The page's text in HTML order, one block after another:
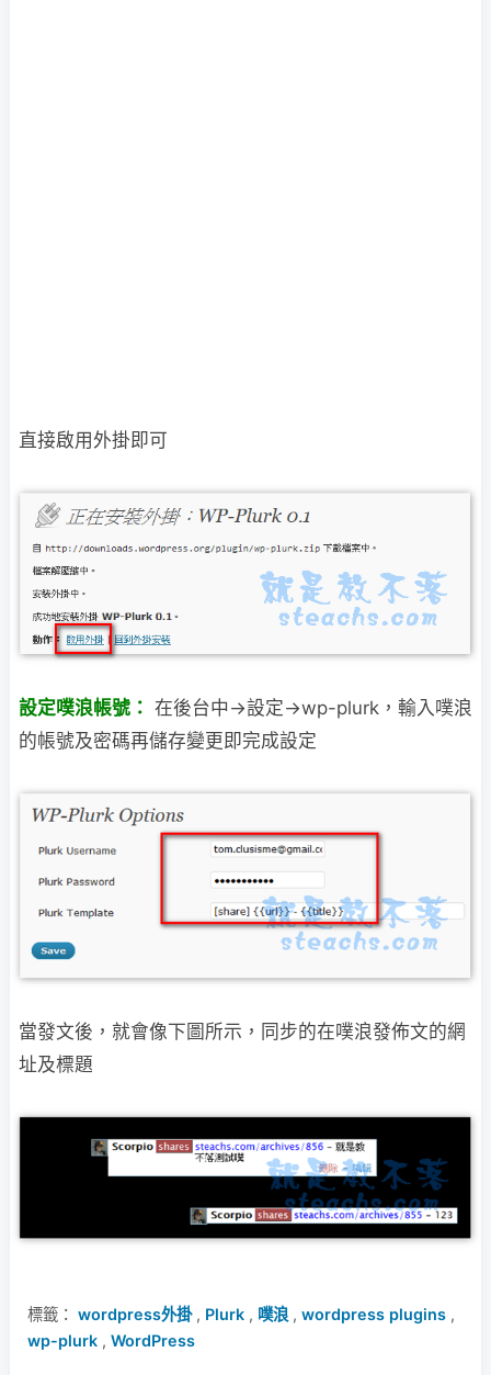
直接啟用外掛即可
設定噗浪帳號： 在後台中→設定→wp-plurk，輸入噗浪
的帳號及密碼再儲存變更即完成設定
當發文後，就會像下圖所示，同步的在噗浪發佈文的網
址及標題
標籤： wordpress外掛, Plurk , 噗浪 , wordpress plugins ,
wp-plurk , WordPress